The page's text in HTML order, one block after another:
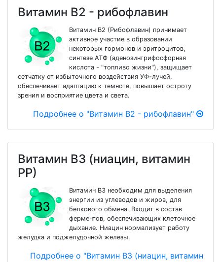
Витамин В2 - рибофлавин
Витамин В2 (Рибофлавин) принимает
активное участие в образовании
некоторых гормонов и эритроцитов,
синтезе АТФ (аденозинтрифосфорная
кислота - "топливо жизни"), защищает
сетчатку от избыточного воздействия УФ-лучей,
обеспечивает адаптацию к темноте, повышает остроту
зрения и восприятие цвета и света.
Подробнее о "Витамин В2 - рибофлавин"
Витамин В3 (ниацин, витамин
РР)
Витамин В3 необходим для выделения
энергии из углеводов и жиров, для
белкового обмена. Входит в состав
ферментов, обеспечивающих клеточное
дыхание. Ниацин нормализует работу
желудка и поджелудочной железы.
Подробнее о "Витамин В3 (ниацин, витамин